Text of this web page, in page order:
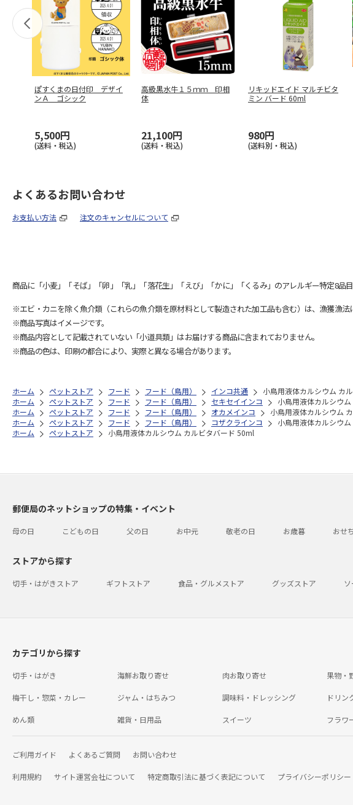
ぽすくまの日付印 デザイ
ンＡ ゴシック
5,500円
(送料・税込)
高級黒水牛１５ｍｍ 印相
体
21,100円
(送料・税込)
リキッドエイド マルチビタ
ミン バード 60ml
980円
(送料別・税込)
よくあるお問い合わせ
お支払い方法 注文のキャンセルについて
商品に「小麦」「そば」「卵」「乳」「落花生」「えび」「かに」「くるみ」のアレルギー特定8品
※エビ・カニを除く魚介類（これらの魚介類を原材料として製造された加工品も含む）は、漁獲漁
※商品写真はイメージです。
※商品内容として記載されていない「小道具類」はお届けする商品に含まれておりません。
※商品の色は、印刷の都合により、実際と異なる場合があります。
ホーム ペットストア フード フード（鳥用） インコ共通
小鳥用液体カルシウム カ
ホーム
ペットストア フード フード（鳥用） セキセイインコ
小鳥用液体カルシウ
ホーム
ペットストア フード フード（鳥用） オカメインコ
小鳥用液体カルシウム
ホーム
ペットストア フード フード（鳥用） コザクラインコ
小鳥用液体カルシウ
ホーム
ペットストア 小鳥用液体カルシウム カルビタバード 50ml
郵便局のネットショップの特集・イベント
母の日 こどもの日 父の日 お中元 敬老の日 お歳暮 おせち
ストアから探す
切手・はがきストア ギフトストア 食品・グルメストア グッズストア
カテゴリから探す
切手・はがき 海鮮お取り寄せ 肉お取り寄せ 果物・
梅干し・惣菜・カレー ジャム・はちみつ 調味料・ドレッシング ドリン
めん類 雑貨・日用品 スイーツ フラワ
ご利用ガイド よくあるご質問 お問い合わせ
利用規約 サイト運営会社について 特定商取引法に基づく表記について プライバシーポリシー